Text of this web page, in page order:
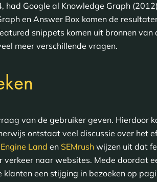
Google al Knowledge Graph
en Answer Box komen de
snippets komen uit bronnen
meer verschillende vragen.
van de gebruiker geven. Hierdoor
ontstaat veel discussie over het
Land en SEMrushwijzen uit dat
verkeer naar websites. Mede doordat
een stijging in bezoeken op